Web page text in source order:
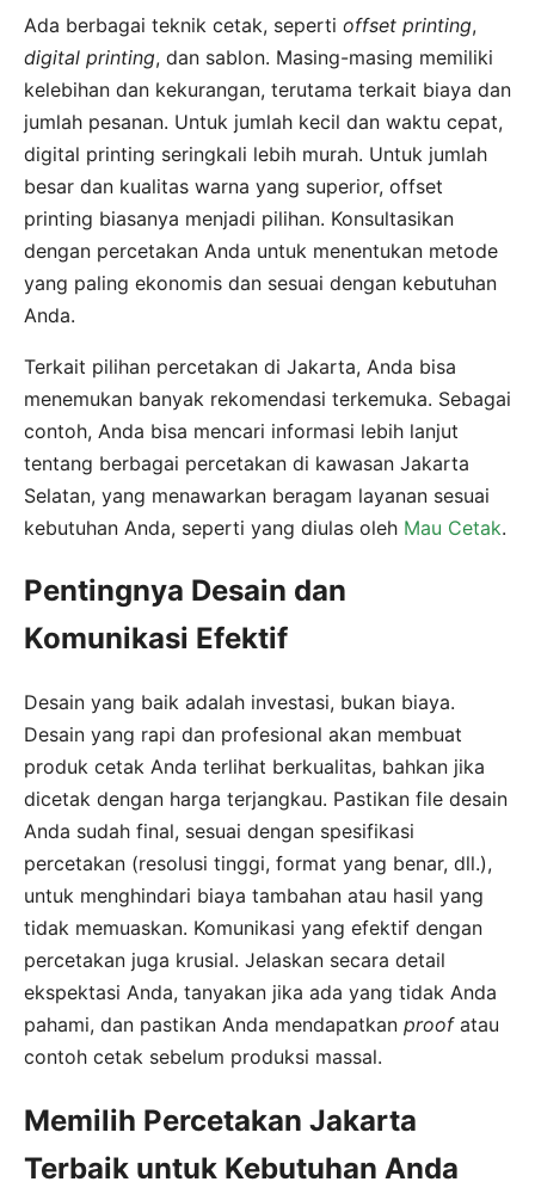
Ada berbagai teknik cetak, seperti offset printing,
digital printing, dan sablon. Masing-masing memiliki
kelebihan dan kekurangan, terutama terkait biaya dan
jumlah pesanan. Untuk jumlah kecil dan waktu cepat,
digital printing seringkali lebih murah. Untuk jumlah
besar dan kualitas warna yang superior, offset
printing biasanya menjadi pilihan. Konsultasikan
dengan percetakan Anda untuk menentukan metode
yang paling ekonomis dan sesuai dengan kebutuhan
Anda.
Terkait pilihan percetakan di Jakarta, Anda bisa
menemukan banyak rekomendasi terkemuka. Sebagai
contoh, Anda bisa mencari informasi lebih lanjut
tentang berbagai percetakan di kawasan Jakarta
Selatan, yang menawarkan beragam layanan sesuai
kebutuhan Anda, seperti yang diulas oleh Mau Cetak.
Pentingnya Desain dan
Komunikasi Efektif
Desain yang baik adalah investasi, bukan biaya.
Desain yang rapi dan profesional akan membuat
produk cetak Anda terlihat berkualitas, bahkan jika
dicetak dengan harga terjangkau. Pastikan file desain
Anda sudah final, sesuai dengan spesifikasi
percetakan (resolusi tinggi, format yang benar, dll.),
untuk menghindari biaya tambahan atau hasil yang
tidak memuaskan. Komunikasi yang efektif dengan
percetakan juga krusial. Jelaskan secara detail
ekspektasi Anda, tanyakan jika ada yang tidak Anda
pahami, dan pastikan Anda mendapatkan proofatau
contoh cetak sebelum produksi massal.
Memilih Percetakan Jakarta
Terbaik untuk Kebutuhan Anda